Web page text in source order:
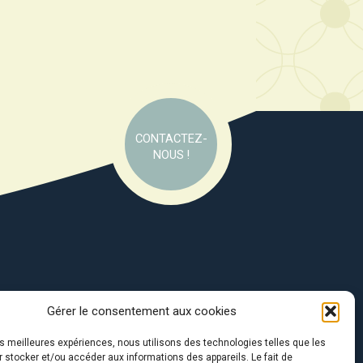
Gérer le consentement aux cookies
meilleures expériences, nous utilisons des technologies telles que les
stocker et/ou accéder aux informations des appareils. Le fait de
CONTACTEZ-
NOUS !
soutien de :